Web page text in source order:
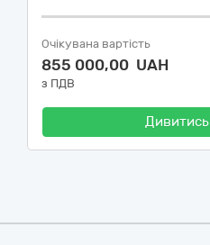
Очікувана вартість
855 000,00 UAH
з ПДВ
Дивитись